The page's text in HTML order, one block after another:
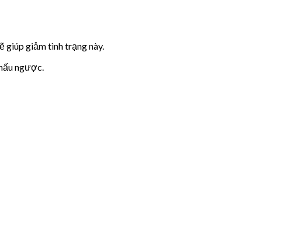
giúp giảm tình trạng này.
ngược.